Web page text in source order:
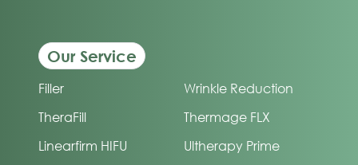
Our Service
Filler
Wrinkle Reduction
TheraFill
Thermage FLX
Linearfirm HIFU
Ultherapy Prime